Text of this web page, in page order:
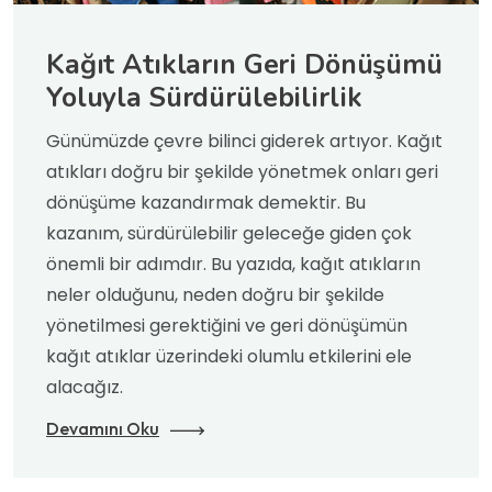
Kağıt Atıkların Geri Dönüşümü
Yoluyla Sürdürülebilirlik
Günümüzde çevre bilinci giderek artıyor. Kağıt
atıkları doğru bir şekilde yönetmek onları geri
dönüşüme kazandırmak demektir. Bu
kazanım, sürdürülebilir geleceğe giden çok
önemli bir adımdır. Bu yazıda, kağıt atıkların
neler olduğunu, neden doğru bir şekilde
yönetilmesi gerektiğini ve geri dönüşümün
kağıt atıklar üzerindeki olumlu etkilerini ele
alacağız.
Devamını Oku